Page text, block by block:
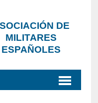
DE
MILITARES
ESPAÑOLES